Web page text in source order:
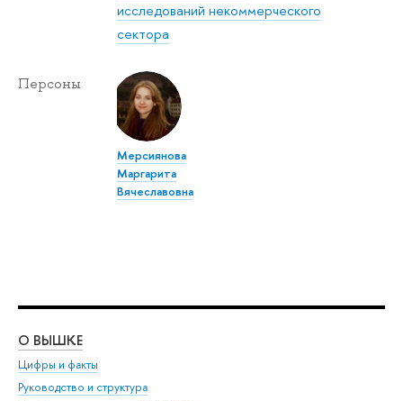
исследований некоммерческого
сектора
Персоны
Мерсиянова
Маргарита
Вячеславовна
О ВЫШКЕ
Цифры и факты
Руководство и структура